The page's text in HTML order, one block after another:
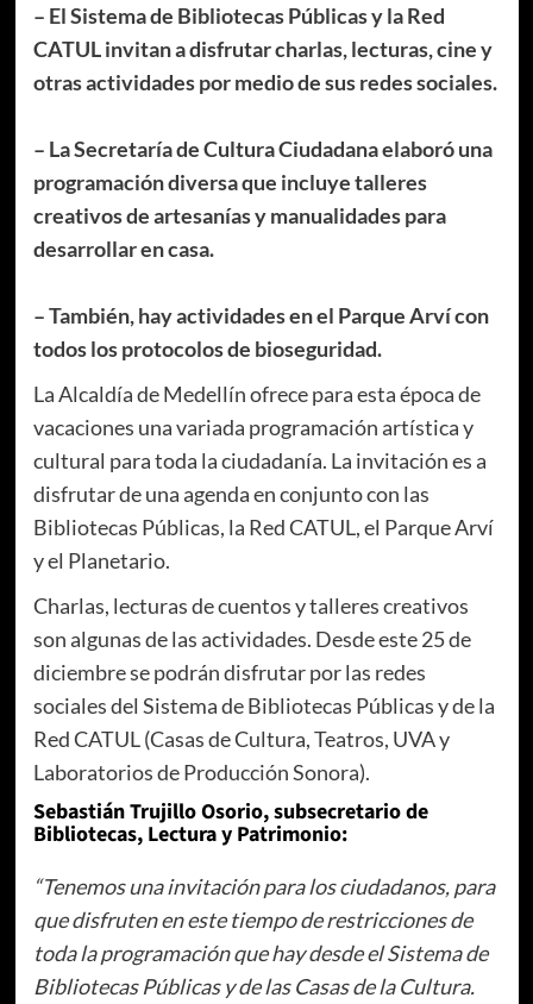
– El Sistema de Bibliotecas Públicas y la Red
CATUL invitan a disfrutar charlas, lecturas, cine y
otras actividades por medio de sus redes sociales.
– La Secretaría de Cultura Ciudadana elaboró una
programación diversa que incluye talleres
creativos de artesanías y manualidades para
desarrollar en casa.
– También, hay actividades en el Parque Arví con
todos los protocolos de bioseguridad.
La Alcaldía de Medellín ofrece para esta época de
vacaciones una variada programación artística y
cultural para toda la ciudadanía. La invitación es a
disfrutar de una agenda en conjunto con las
Bibliotecas Públicas, la Red CATUL, el Parque Arví
y el Planetario.
Charlas, lecturas de cuentos y talleres creativos
son algunas de las actividades. Desde este 25 de
diciembre se podrán disfrutar por las redes
sociales del Sistema de Bibliotecas Públicas y de la
Red CATUL (Casas de Cultura, Teatros, UVA y
Laboratorios de Producción Sonora).
Sebastián Trujillo Osorio, subsecretario de
Bibliotecas, Lectura y Patrimonio:
“Tenemos una invitación para los ciudadanos, para
que disfruten en este tiempo de restricciones de
toda la programación que hay desde el Sistema de
Bibliotecas Públicas y de las Casas de la Cultura.